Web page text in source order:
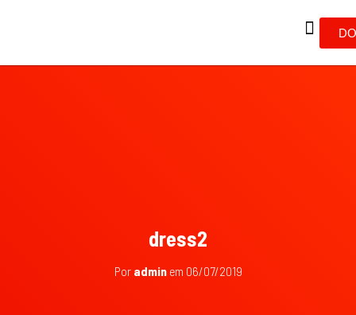
dress2
Por adminem 06/07/2019